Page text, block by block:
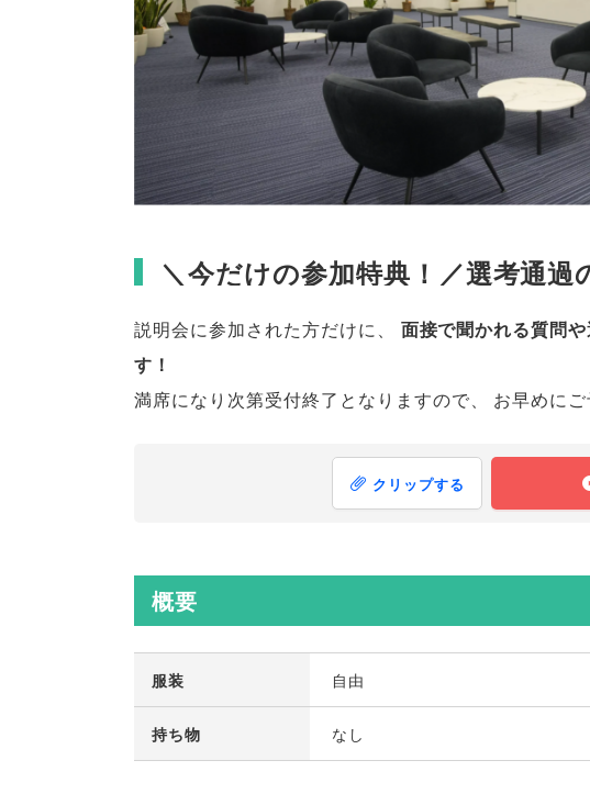
＼今だけの参加特典！／選考通
説明会に参加された方だけに、
面接で聞かれる質問
す！
満席になり次第受付終了となりますので、 お早めに
クリップする
概要
服装 自由
持ち物 なし